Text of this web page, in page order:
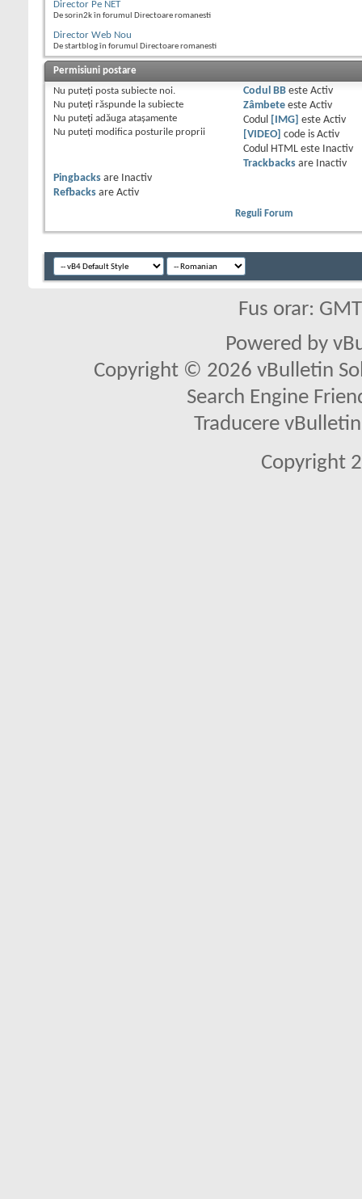
Director Pe NET
De sorin2k în forumul Directoare romanesti
Director Web Nou
De startblog în forumul Directoare romanesti
Permisiuni postare
Nu puteţi posta subiecte noi.
Nu puteţi răspunde la subiecte
Nu puteţi adăuga ataşamente
Nu puteţi modifica posturile proprii
Codul BBeste Activ
Zâmbeteeste Activ
Codul
[IMG] este Activ
[VIDEO] code is Activ
Codul HTML este
Inactiv
Trackbacksare
Inactiv
Pingbacks are
Inactiv
Refbacks are Activ
Reguli Forum
Fus orar:
Powered by
Copyright © 2026 vBulletin
Search Engine
Traducere
Copyright